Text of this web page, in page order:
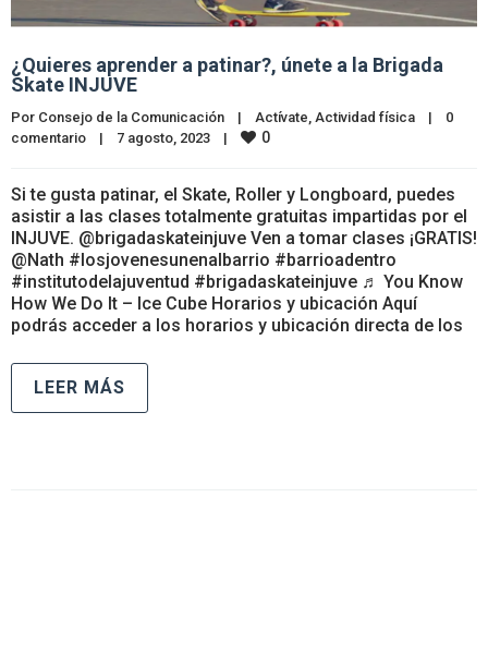
¿Quieres aprender a patinar?, únete a la Brigada
Skate INJUVE
Por Consejo de la Comunicación | Actívate Actividad física |
0
comentario
| 7 agosto, 2023 | 0
Si te gusta patinar, el Skate, Roller y Longboard, puedes
asistir a las clases totalmente gratuitas impartidas por el
INJUVE. @brigadaskateinjuve Ven a tomar clases ¡GRATIS!
@Nath #losjovenesunenalbarrio #barrioadentro
#institutodelajuventud #brigadaskateinjuve ♬ You Know
How We Do It – Ice Cube Horarios y ubicación Aquí
podrás acceder a los horarios y ubicación directa de los
LEER MÁS